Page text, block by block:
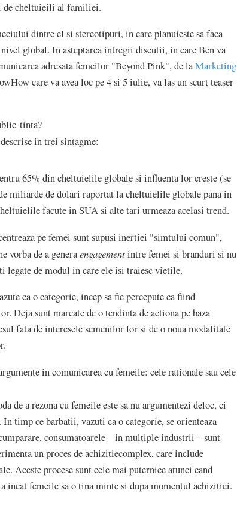
de cheltuieili al familiei.
dintre el si stereotipuri, in care planuieste sa faca
global. In asteptarea intregii discutii, in care Ben va
adresata femeilor "Beyond Pink", de laMarketing
care va avea loc pe 4 si 5 iulie, va las un scurt teaser
tinta?
in trei sintagme:
65% din cheltuielile globale si influenta lor creste (se
miliarde de dolari raportat la cheltuielile globale pana in
facute in SUA si alte tari urmeaza acelasi trend.
pe femei sunt supusi inertiei "simtului comun",
vorba de a generaengagementintre femei si branduri si nu
legate de modul in care ele isi traiesc vietile.
ca o categorie, incep sa fie percepute ca fiind
Deja sunt marcate de o tendinta de actiona pe baza
fata de interesele semenilor lor si de o noua modalitate
in comunicarea cu femeile: cele rationale sau cele
de a rezona cu femeile este sa nu argumentezi deloc, ci
timp ce barbatii, vazuti ca o categorie, se orienteaza
consumatoarele – in multiple industrii – sunt
un proces de achizitiecomplex, care include
Aceste procese sunt cele mai puternice atunci cand
incat femeile sa o tina minte si dupa momentul achizitiei.